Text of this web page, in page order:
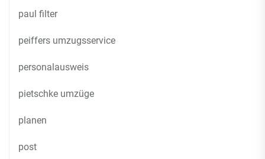
paul filter
peiffers umzugsservice
personalausweis
pietschke umzüge
planen
post